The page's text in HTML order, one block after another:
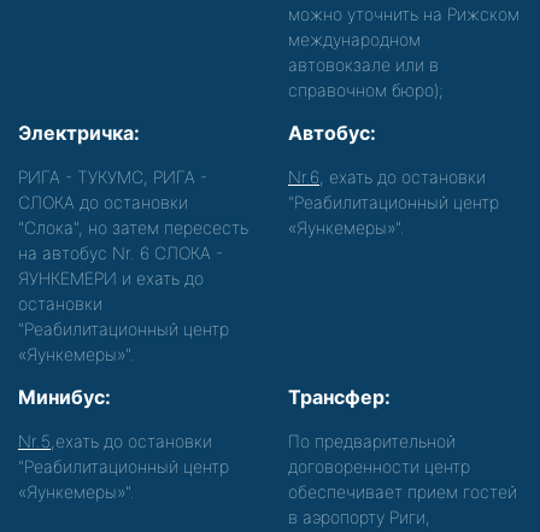
можно уточнить на Рижском
международном
автовокзале или в
справочном бюро);
Электричка:
РИГА - ТУКУМС, РИГА -
СЛОКА до остановки
"Слока", но затем пересесть
на автобус Nr. 6 СЛОКА -
ЯУНКЕМЕРИ и ехать до
остановки
"Реабилитационный центр
«Яункемеры»".
Автобус:
Nr.6 , ехать до остановки
"Реабилитационный центр
«Яункемеры»".
Минибус:
Nr.5 ,ехать до остановки
"Реабилитационный центр
«Яункемеры»".
Трансфер:
По предварительной
договоренности центр
обеспечивает прием гостей
в аэропорту Риги,